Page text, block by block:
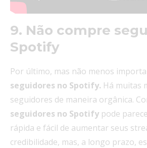
9. Não compre
Spotify
Por último, mas não menos
seguidores no Spotify. Há muitas
seguidores de maneira orgânica.
seguidores no Spotify pode
rápida e fácil de aumentar seus
credibilidade, mas, a longo prazo,